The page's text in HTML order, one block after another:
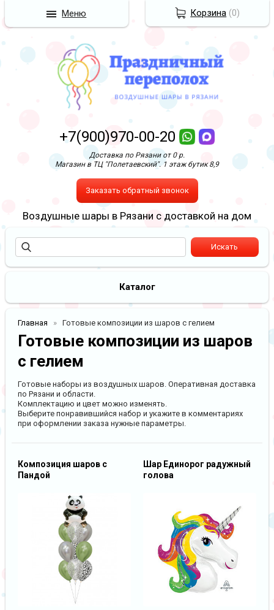
+7(900)970-00-20
Доставка по Рязани от 0 р.
Магазин в ТЦ "Полетаевский". 1 этаж бутик 8,9
Заказать обратный звонок
Воздушные шары в Рязани с доставкой на дом
Каталог
Главная Готовые композиции из шаров с гелием
Готовые композиции из шаров
с гелием
Готовые наборы из воздушных шаров. Оперативная доставка
по Рязани и области.
Комплектацию и цвет можно изменять.
Выберите понравившийся набор и укажите в комментариях
при оформлении заказа нужные параметры.
Композиция шаров с
Пандой
Шар Единорог радужный
голова
Корзина (0)
Меню